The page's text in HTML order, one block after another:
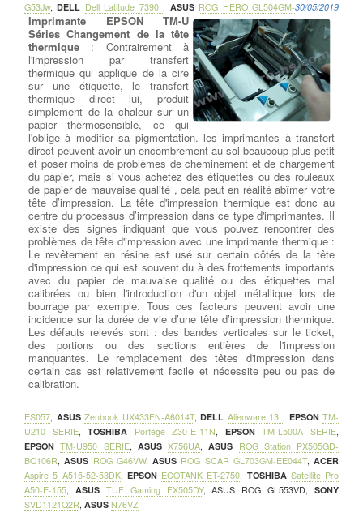
30/05/2019
Imprimante EPSON TM-U
Séries Changement de la tête
thermique : Contrairement à
l'impression par transfert
thermique qui applique de la cire
sur une étiquette, le transfert
thermique direct lui, produit
simplement de la chaleur sur un
papier thermosensible, ce qui
l'oblige à modifier sa pigmentation. les imprimantes à transfert
direct peuvent avoir un encombrement au sol beaucoup plus petit
et poser moins de problèmes de cheminement et de chargement
du papier, mais si vous achetez des étiquettes ou des rouleaux
de papier de mauvaise qualité , cela peut en réalité abîmer votre
tête d’impression. La tête d'impression thermique est donc au
centre du processus d’impression dans ce type d'imprimantes. Il
existe des signes indiquant que vous pouvez rencontrer des
problèmes de tête d'impression avec une imprimante thermique :
Le revêtement en résine est usé sur certain côtés de la tête
d'impression ce qui est souvent du à des frottements importants
avec du papier de mauvaise qualité ou des étiquettes mal
calibrées ou bien l'introduction d'un objet métallique lors de
bourrage par exemple. Tous ces facteurs peuvent avoir une
incidence sur la durée de vie d’une tête d’impression thermique.
Les défauts relevés sont : des bandes verticales sur le ticket,
des portions ou des sections entières de l'impression
manquantes. Le remplacement des têtes d'impression dans
certain cas est relativement facile et nécessite peu ou pas de
calibration.
G53Jw,DELL Dell Latitude 7390 , ASUS ROG HERO GL504GM-
ES057, ASUS Zenbook UX433FN-A6014T,DELL Alienware 13 , EPSON TM-
U210 SERIE,TOSHIBA Portégé Z30-E-11N, EPSON TM-L500A SERIE,
EPSON TM-U950 SERIE, ASUS X756UA,ASUS ROG Station PX505GD-
BQ106R,ASUS ROG G46VW, ASUS ROG SCAR GL703GM-EE044T, ACER
Aspire 5 A515-52-53DK, EPSON ECOTANK ET-2750, TOSHIBA Satellite Pro
A50-E-155, ASUS TUF Gaming FX505DY,ASUS ROG GL553VD, SONY
SVD1121Q2R, ASUS N76VZ